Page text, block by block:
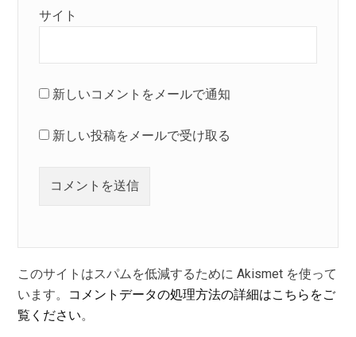
サイト
新しいコメントをメールで通知
新しい投稿をメールで受け取る
このサイトはスパムを低減するために Akismet を使って
います。 コメントデータの処理方法の詳細はこちらをご
覧ください。